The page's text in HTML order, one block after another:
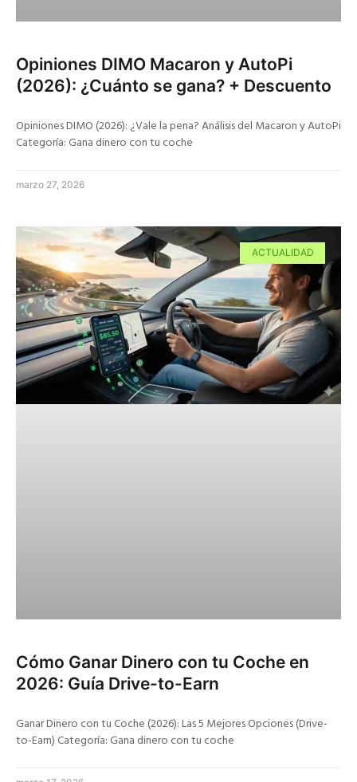
Opiniones DIMO Macaron y AutoPi
(2026): ¿Cuánto se gana? + Descuento
Opiniones DIMO (2026): ¿Vale la pena? Análisis del Macaron y AutoPi
Categoría: Gana dinero con tu coche
marzo 27, 2026
ACTUALIDAD
Cómo Ganar Dinero con tu Coche en
2026: Guía Drive-to-Earn
Ganar Dinero con tu Coche (2026): Las 5 Mejores Opciones (Drive-
to-Earn) Categoría: Gana dinero con tu coche